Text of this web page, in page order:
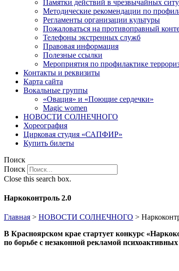
Памятки действий в чрезвычайных
Методические рекомендации по
Регламенты организации культуры
Пожаловаться на противоправный
Телефоны экстренных служб
Правовая информация
Полезные ссылки
Мероприятия по профилактике
Контакты и реквизиты
Карта сайта
Вокальные группы
«Овация» и «Поющие сердечки»
Magic women
НОВОСТИ СОЛНЕЧНОГО
Хореография
Цирковая студия «САПФИР»
Купить билеты
Поиск
Поиск
Close this search box.
Наркоконтроль 2.0
Главная > НОВОСТИ СОЛНЕЧНОГО >
В Красноярском крае стартует конкурс
по борьбе с незаконной рекламой